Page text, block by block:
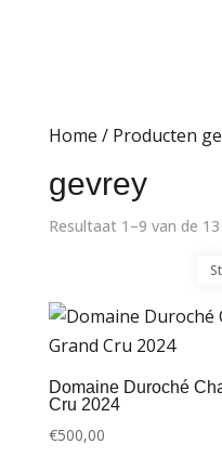
Home / Producten
gevrey
Resultaat 1–9 van de
Domaine Duroché
Cru 2024
€500,00